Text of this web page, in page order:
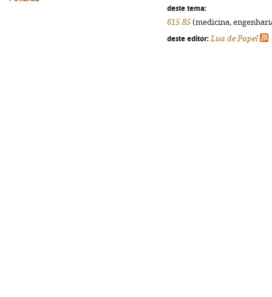
deste tema:
615.85 (medicina,
deste editor: Lua de Papel